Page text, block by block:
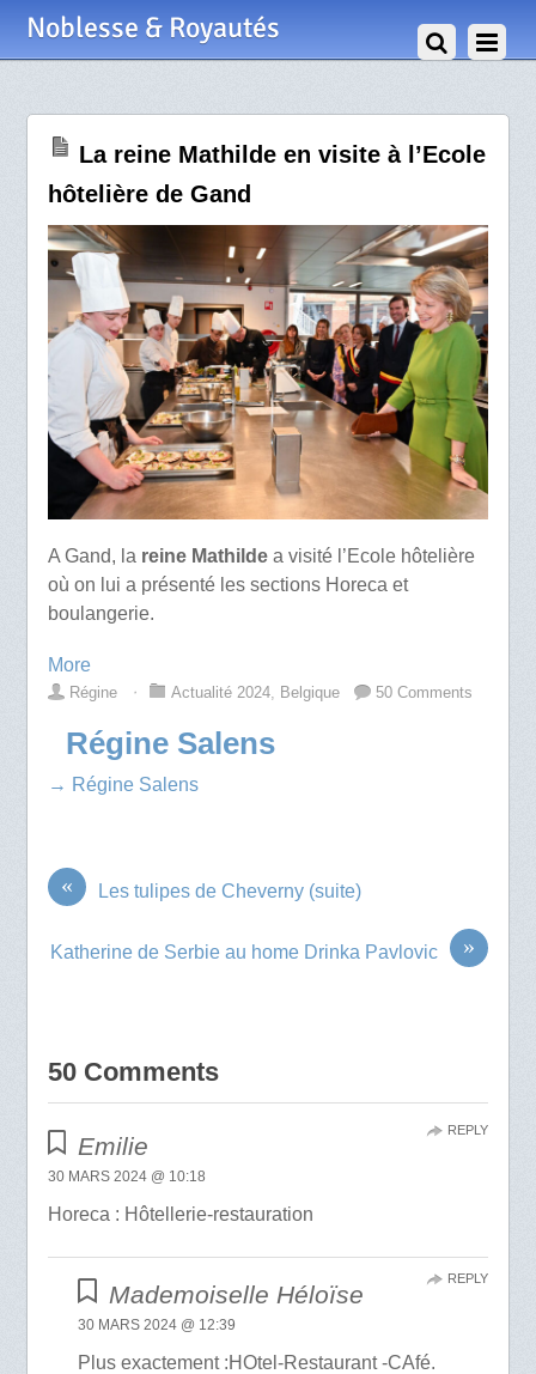
Noblesse & Royautés
La reine Mathilde en visite à l’Ecole
hôtelière de Gand
A Gand, la reine Mathildea visité l’Ecole hôtelière
où on lui a présenté les sections Horeca et
boulangerie.
More
Régine ⋅ Actualité 2024, Belgique 50 Comments
Régine Salens
→ Régine Salens
« Les tulipes de Cheverny (suite)
»
Katherine de Serbie au home Drinka Pavlovic
50 Comments
Emilie
30 MARS 2024 @ 10:18
Horeca : Hôtellerie-restauration
REPLY
Mademoiselle Héloïse
30 MARS 2024 @ 12:39
Plus exactement :HOtel-Restaurant -CAfé.
REPLY